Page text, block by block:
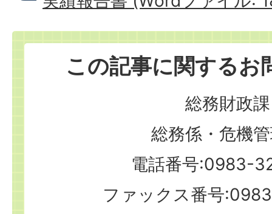
この記事に関するお
総務財政課
総務係・危機
電話番号:0983-
ファックス番号